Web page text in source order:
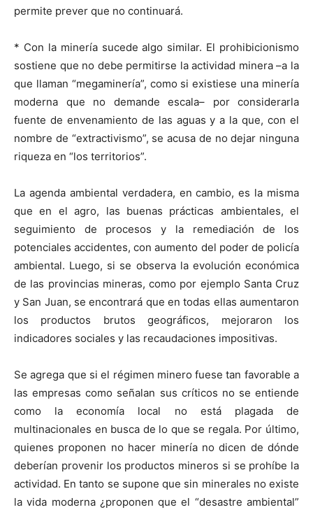
permite prever que no continuará.
* Con la minería sucede algo similar. El prohibicionismo
sostiene que no debe permitirse la actividad minera –a la
que llaman “megaminería”, como si existiese una minería
moderna que no demande escala– por considerarla
fuente de envenamiento de las aguas y a la que, con el
nombre de “extractivismo”, se acusa de no dejar ninguna
riqueza en “los territorios”.
La agenda ambiental verdadera, en cambio, es la misma
que en el agro, las buenas prácticas ambientales, el
seguimiento de procesos y la remediación de los
potenciales accidentes, con aumento del poder de policía
ambiental. Luego, si se observa la evolución económica
de las provincias mineras, como por ejemplo Santa Cruz
y San Juan, se encontrará que en todas ellas aumentaron
los productos brutos geográficos, mejoraron los
indicadores sociales y las recaudaciones impositivas.
Se agrega que si el régimen minero fuese tan favorable a
las empresas como señalan sus críticos no se entiende
como la economía local no está plagada de
multinacionales en busca de lo que se regala. Por último,
quienes proponen no hacer minería no dicen de dónde
deberían provenir los productos mineros si se prohíbe la
actividad. En tanto se supone que sin minerales no existe
la vida moderna ¿proponen que el “desastre ambiental”